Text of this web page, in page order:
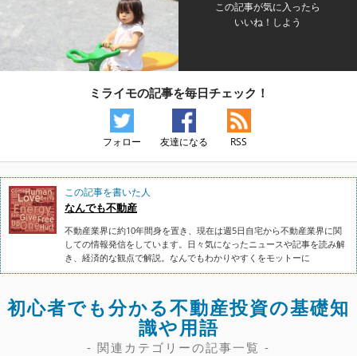
この記事が気に入ったら
いいね！しよう
ミライモの記事を毎日チェック！
フォロー 友達になる RSS
この記事を書いた人
なんでも不動産
不動産業界に約10年間身を置き、現在は週5日自宅から不動産業界に関
しての情報発信をしています。日々気になったニュースや記事を読み解
き、経済的な観点で解説。なんでもわかりやすくをモットーに
初心者でも分かる不動産投資の基礎知
識や用語
- 関連カテゴリーの記事一覧 -